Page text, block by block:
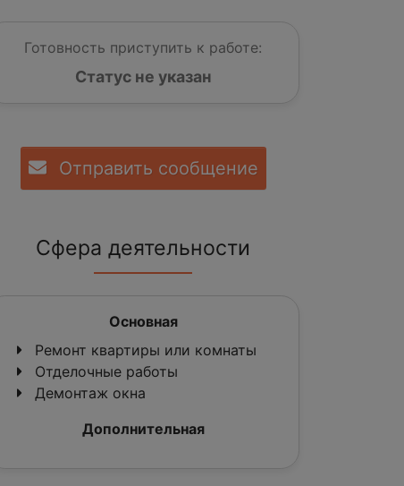
Готовность приступить к работе:
Статус не указан
Отправить сообщение
Сфера деятельности
Основная
Ремонт квартиры или комнаты
Отделочные работы
Демонтаж окна
Дополнительная